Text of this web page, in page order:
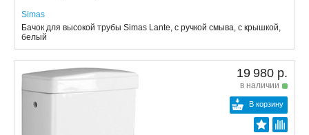
Simas
Бачок для высокой трубы Simas Lante, с ручкой смыва, с крышкой,
белый
19 980 р.
в наличии
В корзину